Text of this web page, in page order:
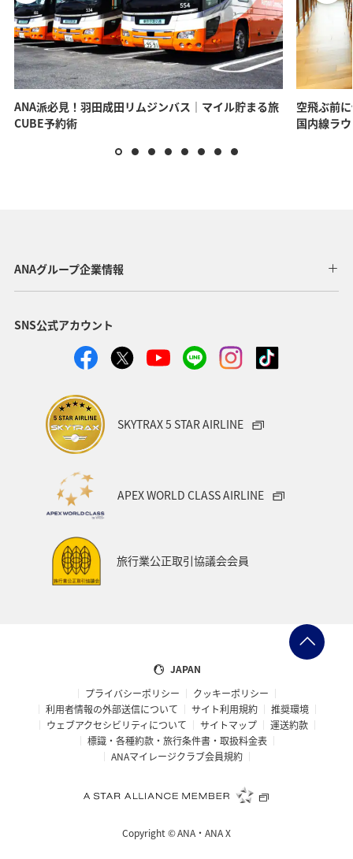
ANA派必見！羽田成田リムジンバス｜マイル貯まる旅
CUBE予約術
空飛ぶ前
国内線ラ
ANAグループ企業情報
SNS公式アカウント
SKYTRAX 5 STAR AIRLINE
APEX WORLD CLASS AIRLINE
旅行業公正取引協議会会員
JAPAN
プライバシーポリシー
クッキーポリシー
利用者情報の外部送信について
サイト利用規約
推奨環境
ウェブアクセシビリティについて
サイトマップ
運送約款
標識・各種約款・旅行条件書・取扱料金表
ANAマイレージクラブ会員規約
Copyright ©ANA・ANA X